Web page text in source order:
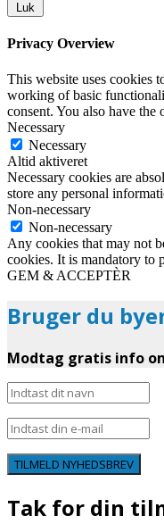
Luk
Privacy Overview
This website uses cookies
working of basic
consent. You also have
Necessary
Necessary
Altid aktiveret
Necessary cookies are
store any personal
Non-necessary
Non-necessary
Any cookies that may not
cookies. It is mandatory to
GEM & ACCEPTÈR
Bruger du
Modtag gratis info
TILMELD NYHEDSBREV
Tak for din